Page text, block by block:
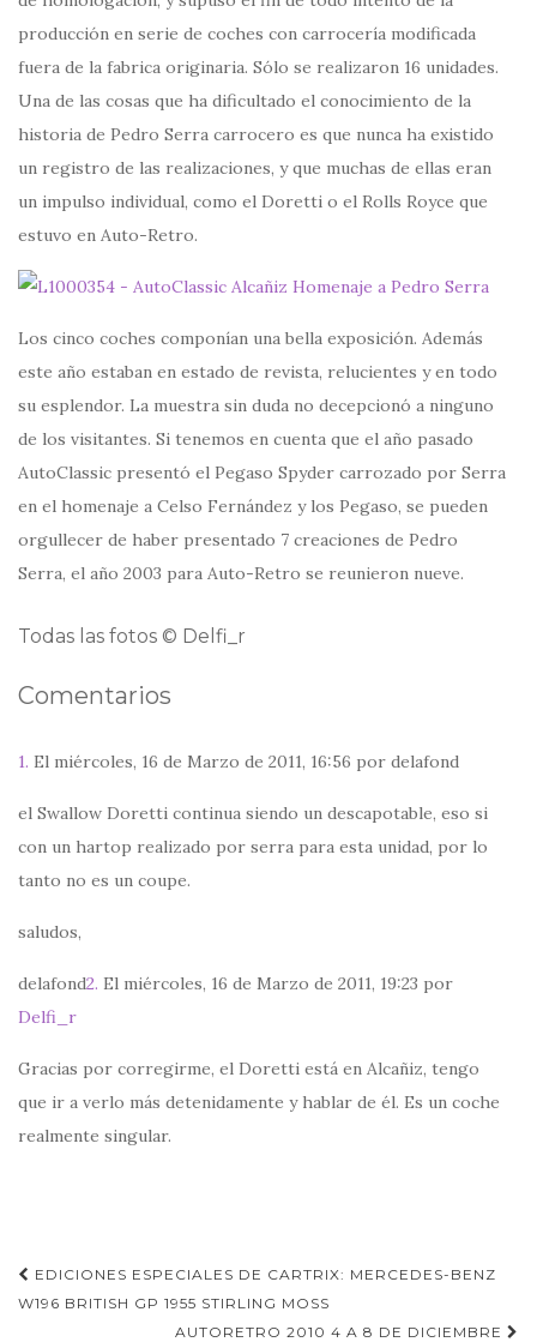
producción en serie de coches con carrocería modificada
fuera de la fabrica originaria. Sólo se realizaron 16 unidades.
Una de las cosas que ha dificultado el conocimiento de la
historia de Pedro Serra carrocero es que nunca ha existido
un registro de las realizaciones, y que muchas de ellas eran
un impulso individual, como el Doretti o el Rolls Royce que
estuvo en Auto-Retro.
Los cinco coches componían una bella exposición. Además
este año estaban en estado de revista, relucientes y en todo
su esplendor. La muestra sin duda no decepcionó a ninguno
de los visitantes. Si tenemos en cuenta que el año pasado
AutoClassic presentó el Pegaso Spyder carrozado por Serra
en el homenaje a Celso Fernández y los Pegaso, se pueden
orgullecer de haber presentado 7 creaciones de Pedro
Serra, el año 2003 para Auto-Retro se reunieron nueve.
Todas las fotos © Delfi_r
Comentarios
1. El miércoles, 16 de Marzo de 2011, 16:56 por delafond
el Swallow Doretti continua siendo un descapotable, eso si
con un hartop realizado por serra para esta unidad, por lo
tanto no es un coupe.
saludos,
delafond2. El miércoles, 16 de Marzo de 2011, 19:23 por
Delfi_r
Gracias por corregirme, el Doretti está en Alcañiz, tengo
que ir a verlo más detenidamente y hablar de él. Es un coche
realmente singular.
Navegación
de
EDICIONES ESPECIALES DE CARTRIX: MERCEDES-BENZ
W196 BRITISH GP 1955 STIRLING MOSS
AUTORETRO 2010 4 A 8 DE DICIEMBRE